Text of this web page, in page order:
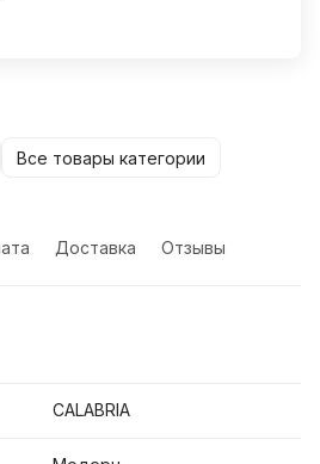
Все товары категории
Доставка Отзывы
CALABRIA